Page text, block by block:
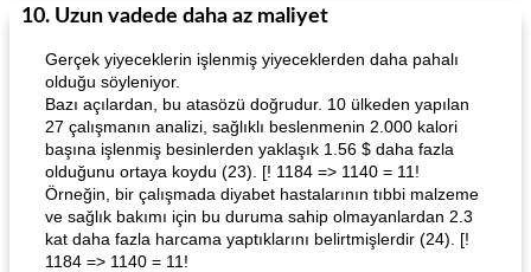
10. Uzun vadede daha az maliyet
Gerçek yiyeceklerin işlenmiş yiyeceklerden daha pahalı
olduğu söyleniyor.
Bazı açılardan, bu atasözü doğrudur. 10 ülkeden yapılan
27 çalışmanın analizi, sağlıklı beslenmenin 2.000 kalori
başına işlenmiş besinlerden yaklaşık 1.56 $ daha fazla
olduğunu ortaya koydu (23). [! 1184 => 1140 = 11!
Örneğin, bir çalışmada diyabet hastalarının tıbbi malzeme
ve sağlık bakımı için bu duruma sahip olmayanlardan 2.3
kat daha fazla harcama yaptıklarını belirtmişlerdir (24). [!
1184 => 1140 = 11!